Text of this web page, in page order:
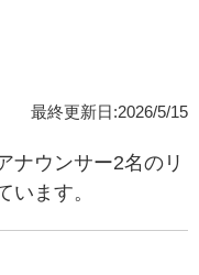
最終更新日:2026/5/15
ナウンサー2名のリ
います。